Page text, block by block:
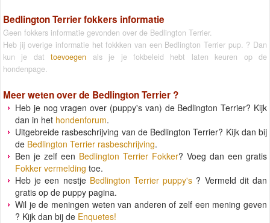
Bedlington Terrier fokkers informatie
Geen fokkers informatie gevonden over de Bedlington Terrier.
Heb jij overige informatie het fokkken van een Bedlington Terrier pup. ? Dan
kun je dattoevoegen als je je fokbeleid hebt laten keuren op de
hondenpage.
Meer weten over de Bedlington Terrier ?
Heb je nog vragen over (puppy's van) de Bedlington Terrier? Kijk
dan in het hondenforum.
Uitgebreide rasbeschrijving van de Bedlington Terrier? Kijk dan bij
de Bedlington Terrier rasbeschrijving.
Ben je zelf een Bedlington Terrier Fokker? Voeg dan een gratis
Fokker vermelding toe.
Heb je een nestje Bedlington Terrier puppy's ? Vermeld dit dan
gratis op de puppy pagina.
Wil je de meningen weten van anderen of zelf een mening geven
? Kijk dan bij de Enquetes!